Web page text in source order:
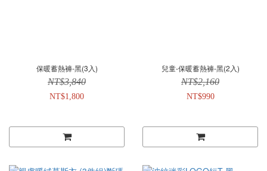
保暖蓄熱褲-黑(3入)
NT$3,840
NT$1,800
兒童-保暖蓄熱褲-黑(2入)
NT$2,160
NT$990